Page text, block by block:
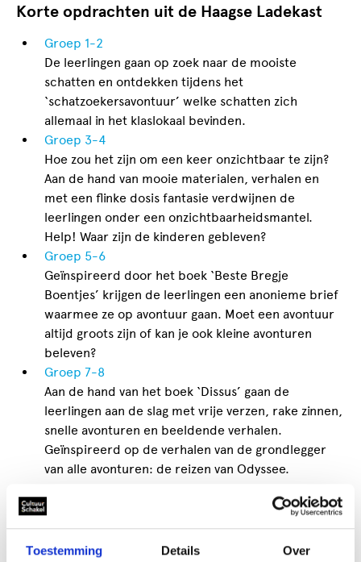
Toestemming Details Over
Korte opdrachten uit de Haagse Ladekast
Groep 1-2
De leerlingen gaan op zoek naar de mooiste
schatten en ontdekken tijdens het
‘schatzoekersavontuur’ welke schatten zich
allemaal in het klaslokaal bevinden.
Groep 3-4
Hoe zou het zijn om een keer onzichtbaar te zijn?
Aan de hand van mooie materialen, verhalen en
met een flinke dosis fantasie verdwijnen de
leerlingen onder een onzichtbaarheidsmantel.
Help! Waar zijn de kinderen gebleven?
Groep 5-6
Geïnspireerd door het boek ‘Beste Bregje
Boentjes’ krijgen de leerlingen een anonieme brief
waarmee ze op avontuur gaan. Moet een avontuur
altijd groots zijn of kan je ook kleine avonturen
beleven?
Groep 7-8
Aan de hand van het boek ‘Dissus’ gaan de
leerlingen aan de slag met vrije verzen, rake zinnen,
snelle avonturen en beeldende verhalen.
Geïnspireerd op de verhalen van de grondlegger
van alle avonturen: de reizen van Odyssee.
Om het toepassen van het lesmateriaal wat makkelijker
te maken, hebben we per opdracht een handige
PowerPoint voor je gemaakt.